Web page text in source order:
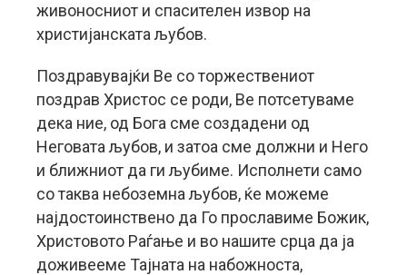
живоносниот и спасителен извор на
христијанската љубов.
Поздравувајќи Ве со торжествениот
поздрав Христос се роди, Ве потсетуваме
дека ние, од Бога сме создадени од
Неговата љубов, и затоа сме должни и Него
и ближниот да ги љубиме. Исполнети само
со таква небоземна љубов, ќе можеме
најдостоинствено да Го прославиме Божик,
Христовото Раѓање и во нашите срца да ја
доживееме Тајната на набожноста,